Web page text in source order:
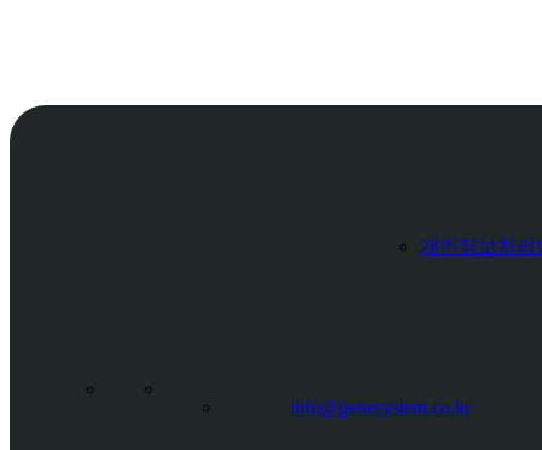
개인정보처리
info@genesystem.co.kr